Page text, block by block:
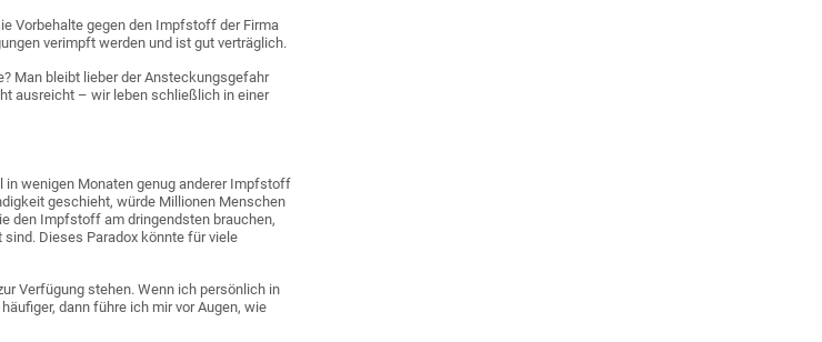
Vorbehalte gegen den Impfstoff der Firma
verimpft werden und ist gut verträglich.
Man bleibt lieber der Ansteckungsgefahr
ausreicht – wir leben schließlich in einer
wenigen Monaten genug anderer Impfstoff
geschieht, würde Millionen Menschen
den Impfstoff am dringendsten brauchen,
Dieses Paradox könnte für viele
Verfügung stehen. Wenn ich persönlich in
dann führe ich mir vor Augen, wie